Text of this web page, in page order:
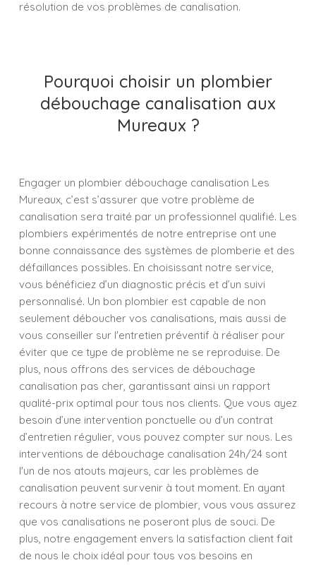
résolution de vos problèmes de canalisation.
Pourquoi choisir un plombier
débouchage canalisation aux
Mureaux ?
Engager un plombier débouchage canalisation Les
Mureaux, c’est s’assurer que votre problème de
canalisation sera traité par un professionnel qualifié. Les
plombiers expérimentés de notre entreprise ont une
bonne connaissance des systèmes de plomberie et des
défaillances possibles. En choisissant notre service,
vous bénéficiez d’un diagnostic précis et d’un suivi
personnalisé. Un bon plombier est capable de non
seulement déboucher vos canalisations, mais aussi de
vous conseiller sur l'entretien préventif à réaliser pour
éviter que ce type de problème ne se reproduise. De
plus, nous offrons des services de débouchage
canalisation pas cher, garantissant ainsi un rapport
qualité-prix optimal pour tous nos clients. Que vous ayez
besoin d’une intervention ponctuelle ou d’un contrat
d’entretien régulier, vous pouvez compter sur nous. Les
interventions de débouchage canalisation 24h/24 sont
l'un de nos atouts majeurs, car les problèmes de
canalisation peuvent survenir à tout moment. En ayant
recours à notre service de plombier, vous vous assurez
que vos canalisations ne poseront plus de souci. De
plus, notre engagement envers la satisfaction client fait
de nous le choix idéal pour tous vos besoins en